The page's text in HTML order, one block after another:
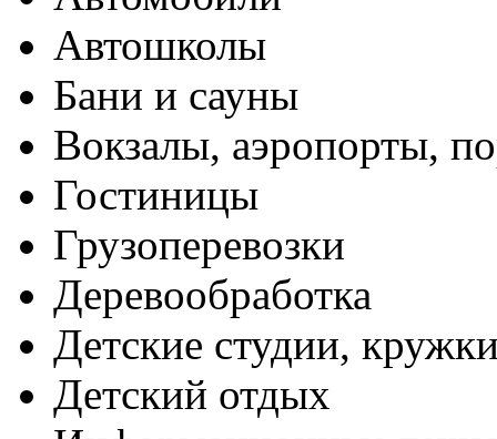
Автошколы
Бани и сауны
Вокзалы, аэропорты,
Гостиницы
Грузоперевозки
Деревообработка
Детские студии,
Детский отдых